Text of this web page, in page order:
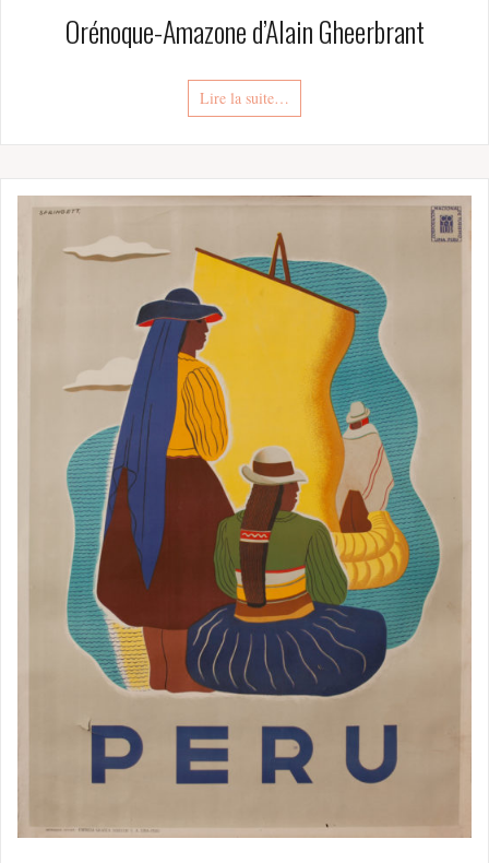
Orénoque-Amazone d’Alain Gheerbrant
Lire la suite…